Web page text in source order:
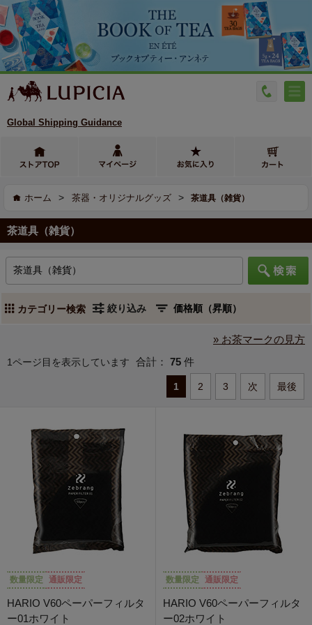
Global Shipping Guidance
ホーム > 茶器・オリジナルグッズ > 茶道具（雑貨）
茶道具（雑貨）
カテゴリー検索 絞り込み
» お茶マークの見方
1ページ目を表示しています 合計： 75 件
1 2 3 次 最後
数量限定 通販限定
HARIO V60ペーパーフィルタ
ー01ホワイト
数量限定 通販限定
HARIO V60ペーパーフィルタ
ー02ホワイト